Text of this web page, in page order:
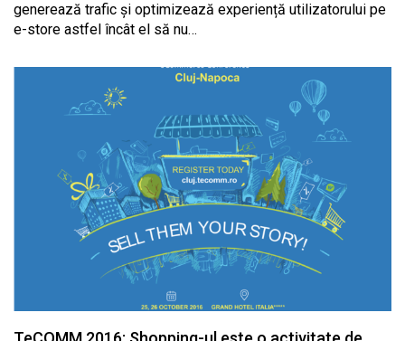
generează trafic și optimizează experiență utilizatorului pe
e-store astfel încât el să nu…